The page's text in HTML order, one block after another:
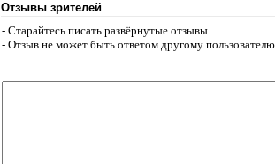
Отзывы зрителей
- Старайтесь писать развёрнутые отзывы.
- Отзыв не может быть ответом другому